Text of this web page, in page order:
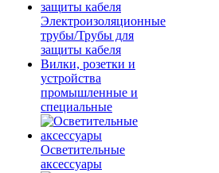
Электроизоляционные
трубы/Трубы для
защиты кабеля
Вилки, розетки и
устройства
промышленные и
специальные
Осветительные
аксессуары